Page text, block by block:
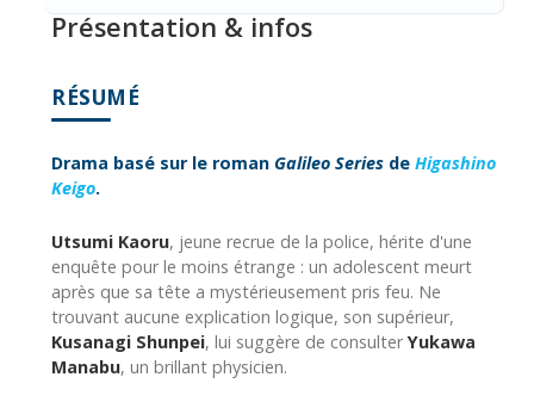
Présentation & infos
RÉSUMÉ
Drama basé sur le roman Galileo Series de Higashino
Keigo.
Utsumi Kaoru, jeune recrue de la police, hérite d'une
enquête pour le moins étrange : un adolescent meurt
après que sa tête a mystérieusement pris feu. Ne
trouvant aucune explication logique, son supérieur,
Kusanagi Shunpei, lui suggère de consulterYukawa
Manabu, un brillant physicien.